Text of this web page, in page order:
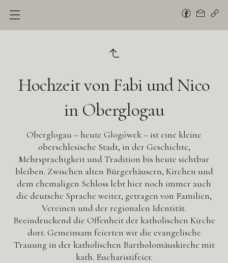
Hochzeit von Fabi und Nico
in Oberglogau
Oberglogau – heute Głogówek – ist eine kleine
oberschlesische Stadt, in der Geschichte,
Mehrsprachigkeit und Tradition bis heute sichtbar
bleiben. Zwischen alten Bürgerhäusern, Kirchen und
dem ehemaligen Schloss lebt hier noch immer auch
die deutsche Sprache weiter, getragen von Familien,
Vereinen und der regionalen Identität.
Beeindruckend die Offenheit der katholischen Kirche
dort. Gemeinsam feierten wir die evangelische
Trauung in der katholischen Bartholomäuskirche mit
kath. Eucharistifeier.